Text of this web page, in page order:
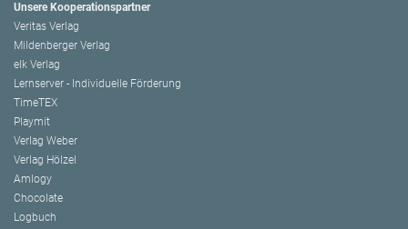
Unsere Kooperationspartner
Veritas Verlag
Mildenberger Verlag
elk Verlag
Lernserver - Individuelle Förderung
TimeTEX
Playmit
Verlag Weber
Verlag Hölzel
Amlogy
Chocolate
Logbuch